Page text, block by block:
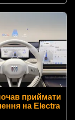
приймати
на Electra